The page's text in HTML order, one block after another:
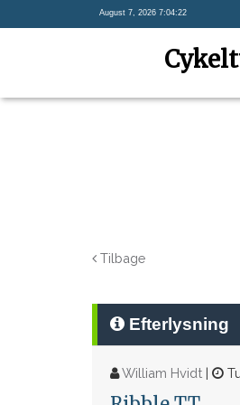
August 7, 2026 7:04:22
Tilbage
Efterlysning
William Hvidt |